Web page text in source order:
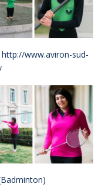
http://www.aviron-sud-